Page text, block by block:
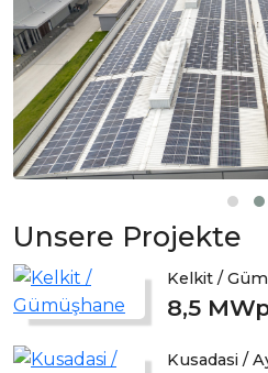
Unsere Projekte
Kelkit /
8,5
Kusadasi /